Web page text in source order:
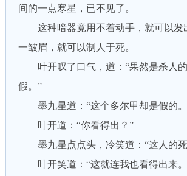
间的一点寒星，已不见了。
这种暗器竟用不着动手，就可以发
一皱眉，就可以制人于死。
叶开叹了口气，道：“果然是杀人的
假。”
墨九星道：“这个多尔甲却是假的
叶开道：“你看得出？”
墨九星点点头，冷笑道：“这人的死
叶开笑道：“这就连我也看得出来